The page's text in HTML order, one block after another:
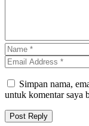
Simpan nama,
untuk komentar saya